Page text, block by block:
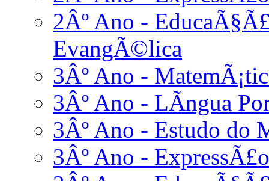
2Âº Ano -
EvangÃ©lica
3Âº Ano -
3Âº Ano - LÃ­ngua
3Âº Ano - Estudo do
3Âº Ano -